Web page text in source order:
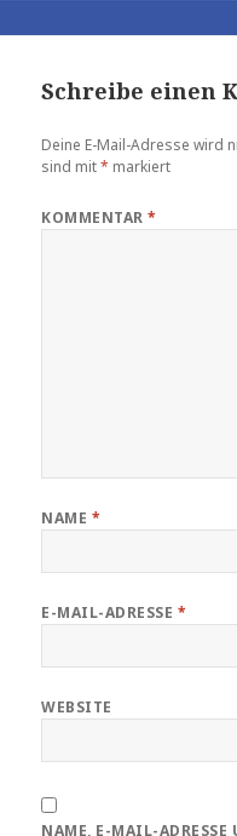
Schreibe einen
Deine E-Mail-Adresse wird
sind mit* markiert
KOMMENTAR*
NAME *
E-MAIL-ADRESSE *
WEBSITE
NAME, E-MAIL-